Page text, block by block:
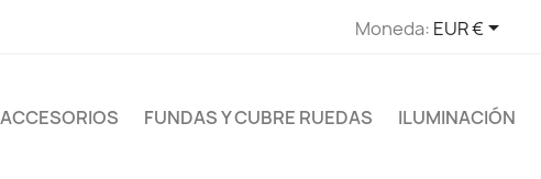
Moneda: EUR €
ACCESORIOS FUNDAS Y CUBRE RUEDAS ILUMINACIÓN